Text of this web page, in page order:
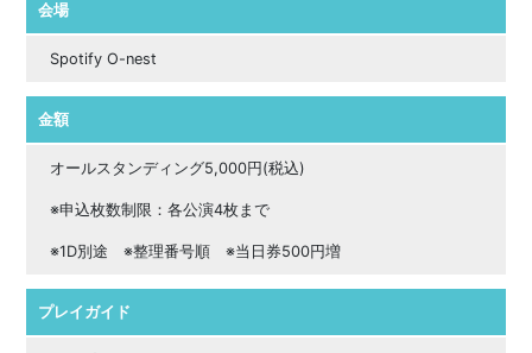
会場
Spotify O-nest
金額
オールスタンディング5,000円(税込)
※申込枚数制限：各公演4枚まで
※1D別途 ※整理番号順 ※当日券500円増
プレイガイド